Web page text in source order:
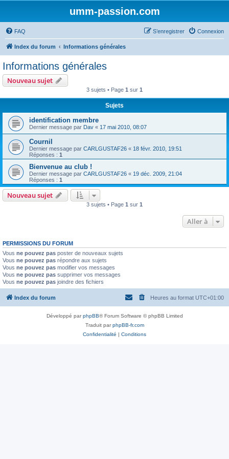
umm-passion.com
FAQ Connexion
S’enregistrer
Index du forum Informations générales
Informations générales
Nouveau sujet
3 sujets • Page 1 sur 1
Sujets
identification membre
Dernier message par Dav « 17 mai 2010, 08:07
Cournil
Dernier message par CARLGUSTAF26 « 18 févr. 2010, 19:51
Réponses : 1
Bienvenue au club !
Dernier message par CARLGUSTAF26 « 19 déc. 2009, 21:04
Réponses : 1
Nouveau sujet
3 sujets • Page 1 sur 1
Aller à
PERMISSIONS DU FORUM
Vous ne pouvez pas poster de nouveaux sujets
Vous ne pouvez pas répondre aux sujets
Vous ne pouvez pas modifier vos messages
Vous ne pouvez pas supprimer vos messages
Vous ne pouvez pas joindre des fichiers
Index du forum Heures au format UTC+01:00
Développé parphpBB® Forum Software © phpBB Limited
Traduit parphpBB-fr.com
Confidentialité | Conditions